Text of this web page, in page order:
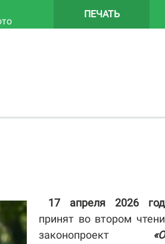
ПЕЧАТЬ
17 апреля 2026
принят во втором
законопроект